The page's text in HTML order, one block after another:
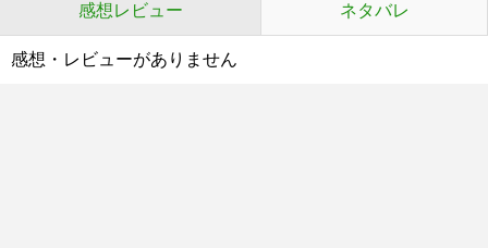
感想レビュー ネタバレ
感想・レビューがありません